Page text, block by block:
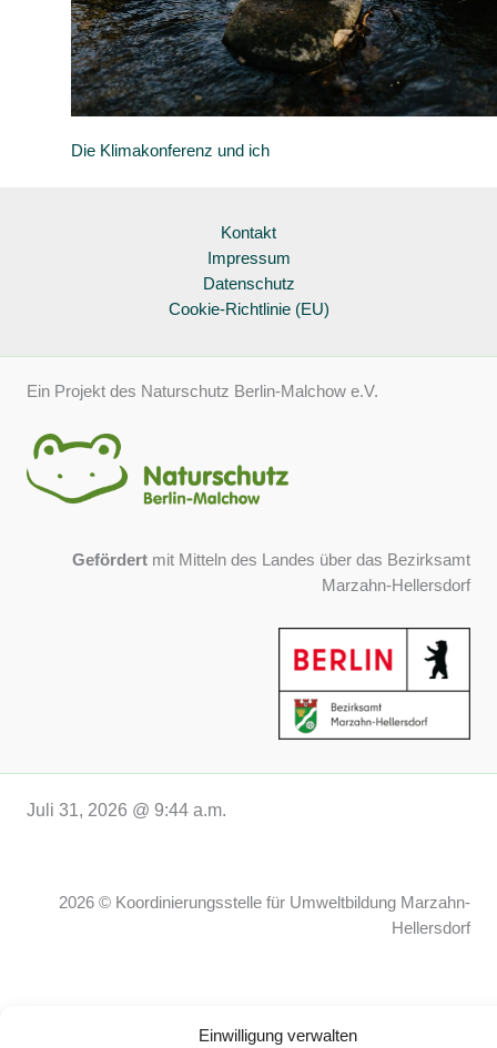
Einwilligung verwalten
Die Klimakonferenz und ich
Kontakt
Impressum
Datenschutz
Cookie-Richtlinie (EU)
Ein Projekt des Naturschutz Berlin-Malchow e.V.
Gefördert mit Mitteln des Landes über das Bezirksamt
Marzahn-Hellersdorf
Juli 31, 2026 @ 9:44 a.m.
2026 © Koordinierungsstelle für Umweltbildung Marzahn-
Hellersdorf